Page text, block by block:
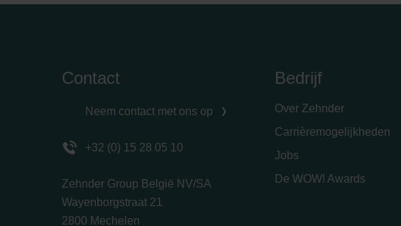
Contact
Neem contact met ons op
+32 (0) 15 28 05 10
Zehnder Group België NV/SA
Wayenborgstraat 21
2800 Mechelen
Bedrijf
Over Zehnder
Carrièremogelijkheden
Jobs
De WOW! Awards